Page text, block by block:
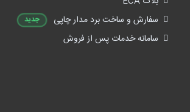
سفارش و ساخت برد مدار چاپی
جدید
سامانه خدمات پس از فروش